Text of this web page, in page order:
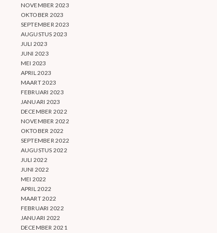
NOVEMBER 2023
OKTOBER 2023
SEPTEMBER 2023
AUGUSTUS 2023
JULI 2023
JUNI 2023
MEI 2023
APRIL 2023
MAART 2023
FEBRUARI 2023
JANUARI 2023
DECEMBER 2022
NOVEMBER 2022
OKTOBER 2022
SEPTEMBER 2022
AUGUSTUS 2022
JULI 2022
JUNI 2022
MEI 2022
APRIL 2022
MAART 2022
FEBRUARI 2022
JANUARI 2022
DECEMBER 2021